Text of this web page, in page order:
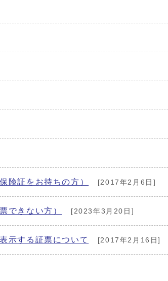
険証をお持ちの方） [2017年2月6日]
できない方） [2023年3月20日]
示する証票について [2017年2月16日]